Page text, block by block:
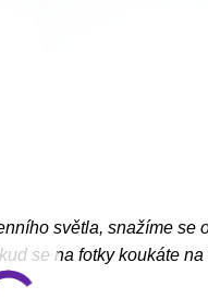
světla, snažíme
se na fotky koukáte na